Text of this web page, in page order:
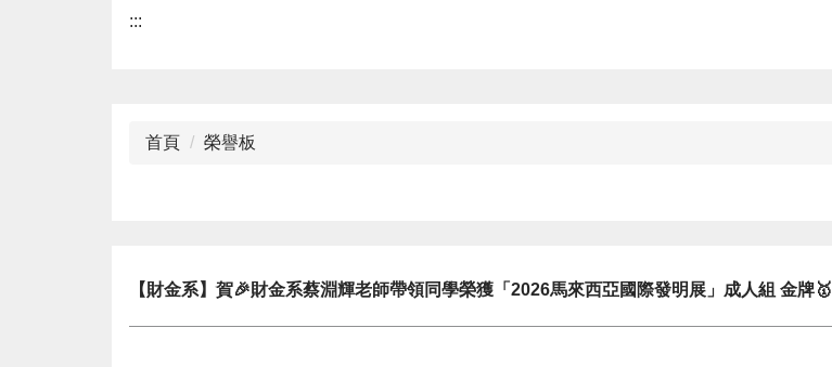
:::
首頁 榮譽板
【財金系】賀🎉財金系蔡淵輝老師帶領同學榮獲「2026馬來西亞國際發明展」成人組 金牌🥇